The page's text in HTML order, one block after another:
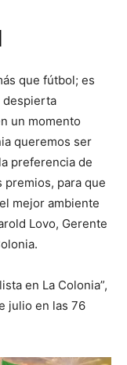
que fútbol; es
despierta
un momento
queremos ser
preferencia de
para que
mejor ambiente
Lovo, Gerente
en La Colonia”,
julio en las 76